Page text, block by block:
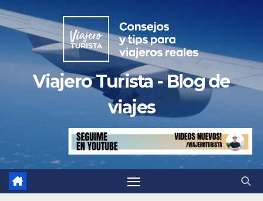
Saltar
al
contenido
Viajero Turista - Blog de
viajes